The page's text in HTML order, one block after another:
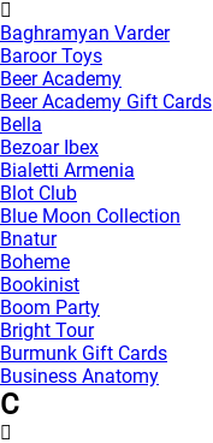
Baghramyan Varder
Baroor Toys
Beer Academy
Beer Academy Gift Cards
Bella
Bezoar Ibex
Bialetti Armenia
Blot Club
Blue Moon Collection
Bnatur
Boheme
Bookinist
Boom Party
Bright Tour
Burmunk Gift Cards
Business Anatomy
C